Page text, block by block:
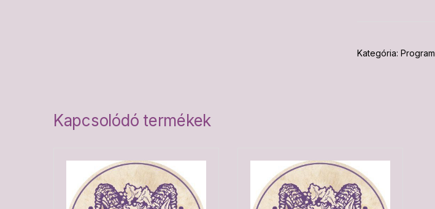
Kategória: Program
Kapcsolódó termékek